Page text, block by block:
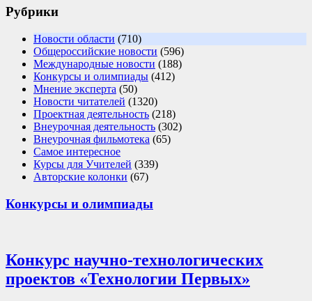
Рубрики
Новости области (710)
Общероссийские новости (596)
Международные новости (188)
Конкурсы и олимпиады (412)
Мнение эксперта (50)
Новости читателей (1320)
Проектная деятельность (218)
Внеурочная деятельность (302)
Внеурочная фильмотека (65)
Самое интересное
Курсы для Учителей (339)
Авторские колонки (67)
Конкурсы и олимпиады
Конкурс научно-технологических
проектов «Технологии Первых»